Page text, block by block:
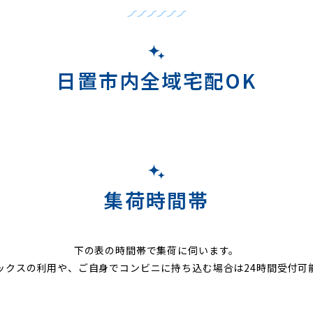
日置市内全域宅配OK
集荷時間帯
下の表の時間帯で集荷に伺います。
クスの利用や、ご自身でコンビニに持ち込む場合は24時間受付可